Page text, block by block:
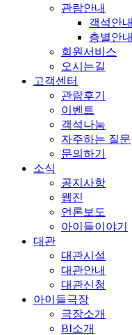
관람안내
객석안내
층별안내
회원서비스
오시는길
고객센터
관람후기
이벤트
객석나눔
자주하는 질문
문의하기
소식
공지사항
웹진
언론보도
아이들이야기
대관
대관시설
대관안내
대관신청
아이들극장
극장소개
BI소개